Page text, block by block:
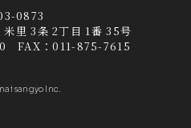
0873
里 3条 2丁目 1番 35号
FAX：011-875-7615
sangyo Inc.